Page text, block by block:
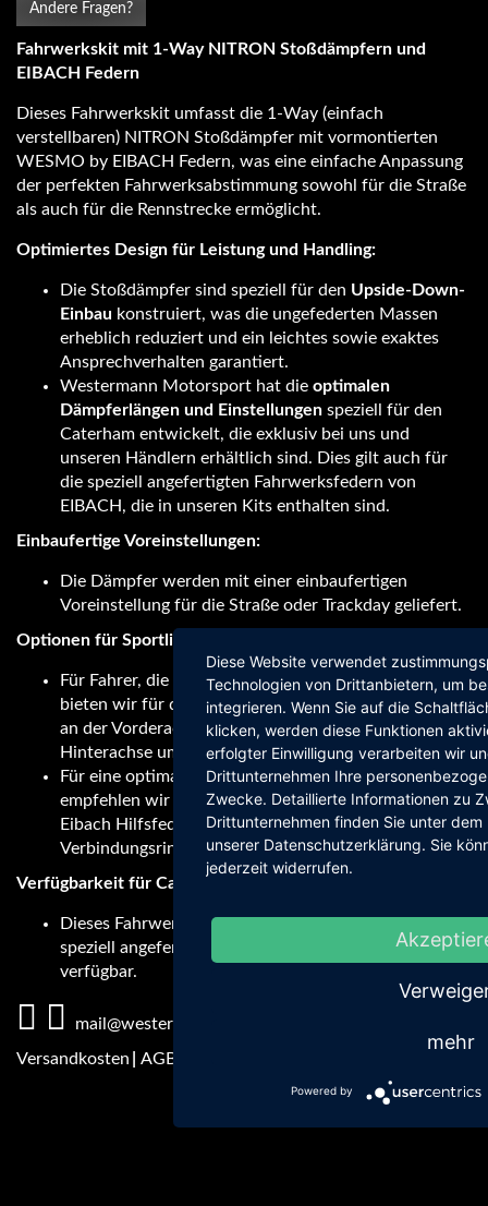
Andere Fragen?
Fahrwerkskit mit 1-Way NITRON Stoßdämpfern und
EIBACH Federn
Dieses Fahrwerkskit umfasst die 1-Way (einfach
verstellbaren) NITRON Stoßdämpfer mit vormontierten
WESMO by EIBACH Federn, was eine einfache Anpassung
der perfekten Fahrwerksabstimmung sowohl für die Straße
als auch für die Rennstrecke ermöglicht.
Optimiertes Design für Leistung und Handling:
Die Stoßdämpfer sind speziell für den Upside-Down-
Einbau konstruiert, was die ungefederten Massen
erheblich reduziert und ein leichtes sowie exaktes
Ansprechverhalten garantiert.
Westermann Motorsport hat die optimalen
Dämpferlängen und Einstellungen speziell für den
Caterham entwickelt, die exklusiv bei uns und
unseren Händlern erhältlich sind. Dies gilt auch für
die speziell angefertigten Fahrwerksfedern von
EIBACH, die in unseren Kits enthalten sind.
Einbaufertige Voreinstellungen:
Die Dämpfer werden mit einer einbaufertigen
Voreinstellung für die Straße oder Trackday geliefert.
Optionen für Sportliche Fahrer:
Für Fahrer, die ihren Caterham tieferlegen möchten,
bieten wir für den S3 und SV Dämpferlängen an, die
an der Vorderachse um 10 mm und an der
Hinterachse um 30 mm kürzer sind.
Für eine optimale Tieferlegung an der Hinterachse
empfehlen wir unseren Tieferlegungssatz, der aus
Eibach Hilfsfedern und speziell CNC-gefertigten
Verbindungsringen besteht.
Verfügbarkeit für Caterham CSR:
Dieses Fahrwerk ist auch für den Caterham CSR mit
speziell angefertigten Fahrwerksfedern von Nitron
verfügbar.
Fußbereichsmenü
mail@westermann-motorsport.com
Versandkosten
AGBs
Diese Website verwendet
Technologien von Drittanbietern, um
integrieren. Wenn Sie auf die
klicken, werden diese Funktionen
erfolgter Einwilligung verarbeiten wir
Drittunternehmen Ihre
Zwecke. Detaillierte Informationen zu
Drittunternehmen finden Sie unter dem
unserer Datenschutzerklärung. Sie
jederzeit widerrufen.
mehr
Powered by